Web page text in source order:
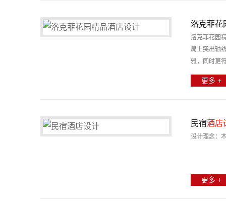
洛克菲花
洛克菲花园
局上突出轴
雅，同时更
浪漫诗意的
更多 +
民宿酒店
设计理念：
更多 +